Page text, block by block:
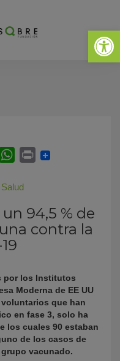
Abrir
94,5 % de
contra la
por los Institutos
Moderna de EE UU
que han
en fase 3, solo ha
los cuales 90 estaban
de los casos de
vacunado.